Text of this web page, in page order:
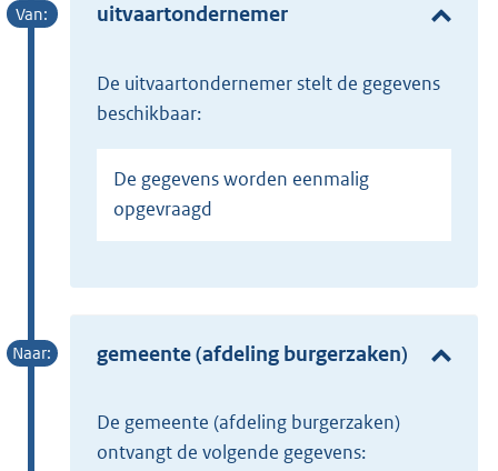
uitvaartondernemer
de uitvaartondernemer stelt de gegevens
beschikbaar:
De gegevens worden eenmalig
opgevraagd
gemeente (afdeling burgerzaken)
de gemeente (afdeling burgerzaken)
ontvangt de volgende gegevens: